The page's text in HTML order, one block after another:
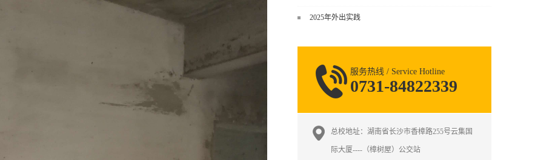
烟、照明、材料耐脏耐磨• 办公空间：
水...
2025年外出实践
服务热线 / Service Hotline
0731-84822339
总校地址：湖南省长沙市香樟路255号云集国
际大厦----（樟树屋）公交站